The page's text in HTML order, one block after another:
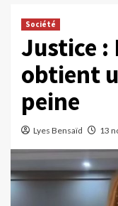
Société
Justice :
obtient
peine
Lyes Bensaïd 13